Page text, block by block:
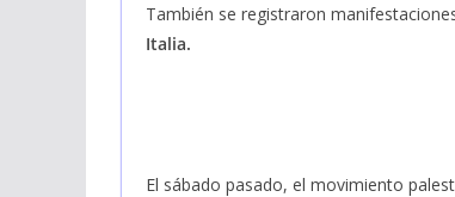
También se registraron
Italia.
El sábado pasado, el movimiento